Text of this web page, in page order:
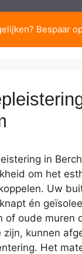
Bespaar
in
om het
Uw
én
of oude muren
zijn, kunnen
Het